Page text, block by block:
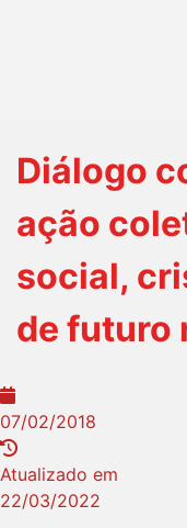
Diálogo
ação
social,
de futuro
07/02/2018
Atualizado em
22/03/2022